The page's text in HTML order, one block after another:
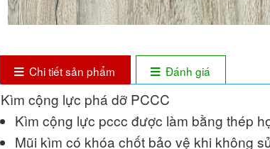
Chi tiết sản phẩm Đánh giá
Kìm cộng lực phá dỡ PCCC
Kìm cộng lực pccc được làm bằng thép
Mũi kìm có khóa chốt bảo vệ khi không